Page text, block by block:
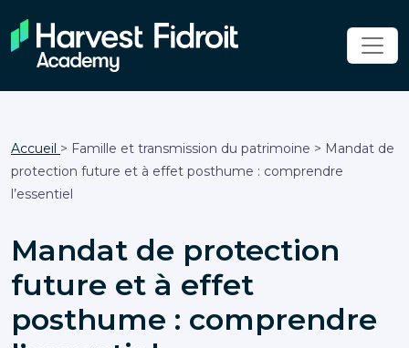
Accueil > Famille et transmission du patrimoine > Mandat de
protection future et à effet posthume : comprendre
l’essentiel
Mandat de protection
future et à effet
posthume : comprendre